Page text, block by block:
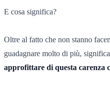
E cosa significa?
Oltre al fatto che non stanno
guadagnare molto di più,
approfittare di questa carenza